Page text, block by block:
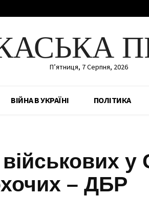
П’ятниця, 7 Серпня, 2026
ВІЙНА В УКРАЇНІ ПОЛІТИКА
у
– ДБР